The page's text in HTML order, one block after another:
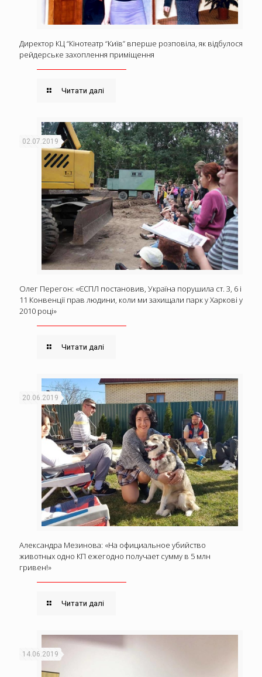
Директор КЦ “Кінотеатр “Київ” вперше розповіла, як відбулося
рейдерське захоплення приміщення
Читати далі
02.07.2019
Олег Перегон: «ЄСПЛ постановив, Україна порушила ст. 3, 6 і
11 Конвенції прав людини, коли ми захищали парк у Харкові у
2010 році»
Читати далі
20.06.2019
Александра Мезинова: «На официальное убийство
животных одно КП ежегодно получает сумму в 5 млн
гривен!»
Читати далі
14.06.2019